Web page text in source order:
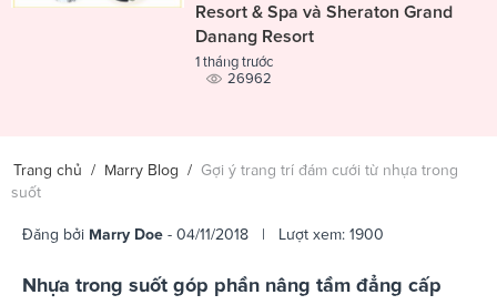
Resort & Spa và Sheraton Grand
Danang Resort
1 tháng trước
26962
Trang chủ / Marry Blog / Gợi ý trang trí đám cưới từ nhựa trong
suốt
Đăng bởi Marry Doe - 04/11/2018 | Lượt xem: 1900
Nhựa trong suốt góp phần nâng tầm đẳng cấp